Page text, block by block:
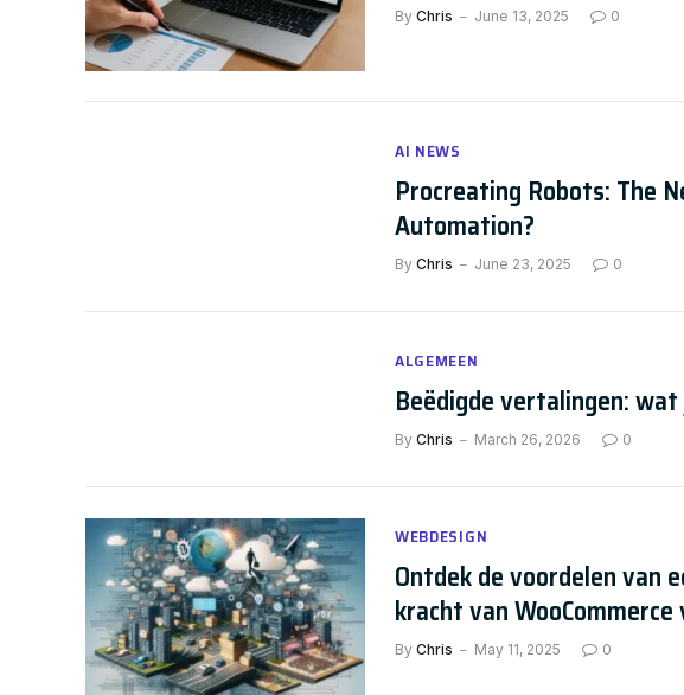
By Chris June 13, 2025 0
AI NEWS
Procreating Robots: The
Automation?
By Chris June 23, 2025 0
ALGEMEEN
Beëdigde vertalingen:
By Chris March 26, 2026 0
WEBDESIGN
Ontdek de voordelen van
kracht van
By Chris May 11, 2025 0